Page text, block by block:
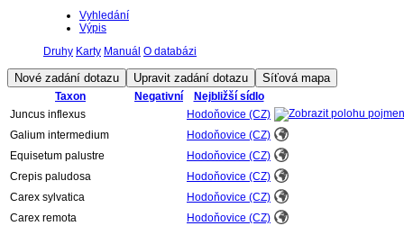
Vyhledání
Výpis
Druhy Karty Manuál O databázi
Taxon Negativní
Nejbližší sídlo
Juncus inflexus
Hodoňovice (CZ)
Galium intermedium
Hodoňovice (CZ)
Equisetum palustre
Hodoňovice (CZ)
Crepis paludosa
Hodoňovice (CZ)
Carex sylvatica
Hodoňovice (CZ)
Carex remota
Hodoňovice (CZ)